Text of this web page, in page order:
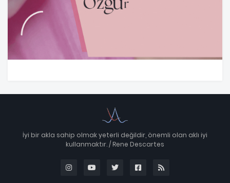
İyi bir akla sahip olmak yeterli değildir, önemli olan aklı iyi
kullanmaktır. / Rene Descartes